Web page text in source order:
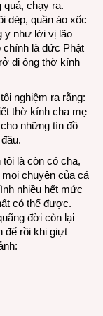
chạy ra.
dép, quần áo xốc
y như lời vị lão
chính là đức Phật
đi ông thờ kính
nghiệm ra rằng:
thờ kính cha mẹ
những tín đồ
là còn có cha,
chuyện của cá
nhiều hết mức
có thể được.
đời còn lại
để rồi khi giựt